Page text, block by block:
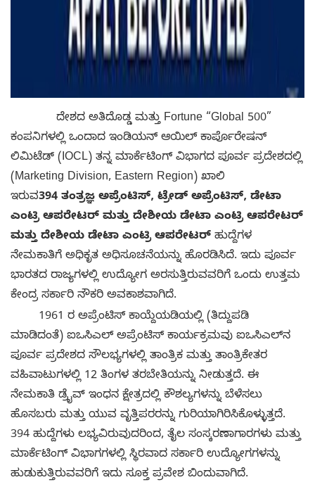
ದೇಶದ ಅತಿದೊಡ್ಡ ಮತ್ತು Fortune “Global 500”
ಕಂಪನಿಗಳಲ್ಲಿ ಒಂದಾದ ಇಂಡಿಯನ್ ಆಯಿಲ್ ಕಾರ್ಪೊರೇಷನ್
ಲಿಮಿಟೆಡ್ (IOCL) ತನ್ನ ಮಾರ್ಕೆಟಿಂಗ್ ವಿಭಾಗದ ಪೂರ್ವ ಪ್ರದೇಶದಲ್ಲಿ
(Marketing Division, Eastern Region) ಖಾಲಿ
ಇರುವ394 ತಂತ್ರಜ್ಞ ಅಪ್ರೆಂಟಿಸ್, ಟ್ರೇಡ್ ಅಪ್ರೆಂಟಿಸ್, ಡೇಟಾ
ಎಂಟ್ರಿ ಆಪರೇಟರ್ ಮತ್ತು ದೇಶೀಯ ಡೇಟಾ ಎಂಟ್ರಿ ಆಪರೇಟರ್
ಮತ್ತು ದೇಶೀಯ ಡೇಟಾ ಎಂಟ್ರಿ ಆಪರೇಟರ್ ಹುದ್ದೆಗಳ
ನೇಮಕಾತಿಗೆ ಅಧಿಕೃತ ಅಧಿಸೂಚನೆಯನ್ನು ಹೊರಡಿಸಿದೆ. ಇದು ಪೂರ್ವ
ಭಾರತದ ರಾಜ್ಯಗಳಲ್ಲಿ ಉದ್ಯೋಗ ಅರಸುತ್ತಿರುವವರಿಗೆ ಒಂದು ಉತ್ತಮ
ಕೇಂದ್ರ ಸರ್ಕಾರಿ ನೌಕರಿ ಅವಕಾಶವಾಗಿದೆ.
1961 ರ ಅಪ್ರೆಂಟಿಸ್ ಕಾಯ್ದೆಯಡಿಯಲ್ಲಿ (ತಿದ್ದುಪಡಿ
ಮಾಡಿದಂತೆ) ಐಒಸಿಎಲ್ ಅಪ್ರೆಂಟಿಸ್ ಕಾರ್ಯಕ್ರಮವು ಐಒಸಿಎಲ್‌ನ
ಪೂರ್ವ ಪ್ರದೇಶದ ಸೌಲಭ್ಯಗಳಲ್ಲಿ ತಾಂತ್ರಿಕ ಮತ್ತು ತಾಂತ್ರಿಕೇತರ
ವಹಿವಾಟುಗಳಲ್ಲಿ 12 ತಿಂಗಳ ತರಬೇತಿಯನ್ನು ನೀಡುತ್ತದೆ. ಈ
ನೇಮಕಾತಿ ಡ್ರೈವ್ ಇಂಧನ ಕ್ಷೇತ್ರದಲ್ಲಿ ಕೌಶಲ್ಯಗಳನ್ನು ಬೆಳೆಸಲು
ಹೊಸಬರು ಮತ್ತು ಯುವ ವೃತ್ತಿಪರರನ್ನು ಗುರಿಯಾಗಿರಿಸಿಕೊಳ್ಳುತ್ತದೆ.
394 ಹುದ್ದೆಗಳು ಲಭ್ಯವಿರುವುದರಿಂದ, ತೈಲ ಸಂಸ್ಕರಣಾಗಾರಗಳು ಮತ್ತು
ಮಾರ್ಕೆಟಿಂಗ್ ವಿಭಾಗಗಳಲ್ಲಿ ಸ್ಥಿರವಾದ ಸರ್ಕಾರಿ ಉದ್ಯೋಗಗಳನ್ನು
ಹುಡುಕುತ್ತಿರುವವರಿಗೆ ಇದು ಸೂಕ್ತ ಪ್ರವೇಶ ಬಿಂದುವಾಗಿದೆ.